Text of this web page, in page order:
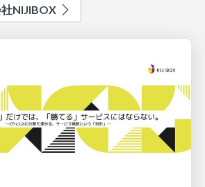
NIJIBOX